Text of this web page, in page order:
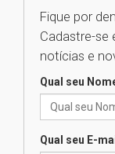
Fique por
Cadastre-se
notícias e
Qual seu
Qual seu E-